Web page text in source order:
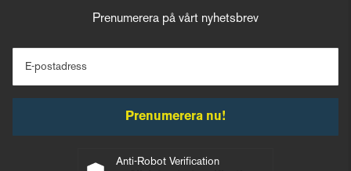
Prenumerera på vårt nyhetsbrev
E-postadress
Prenumerera nu!
Anti-Robot Verification